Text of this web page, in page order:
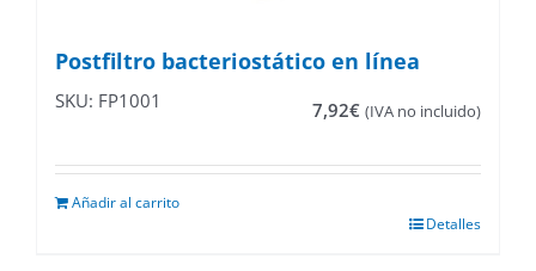
Postfiltro bacteriostático en línea
SKU: FP1001 7,92€ (IVA no incluido)
Añadir al carrito
Detalles